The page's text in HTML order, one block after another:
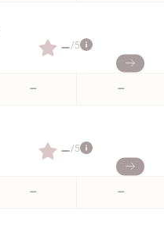
–/5
– –
–/5
– –